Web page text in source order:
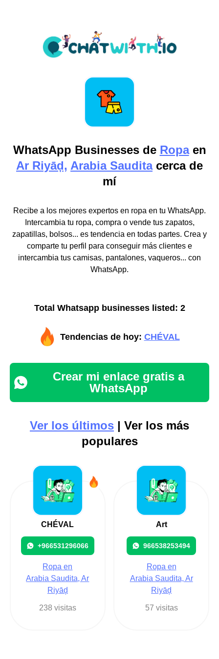
WhatsApp Businesses de Ropaen
Ar Riyāḑ, Arabia Sauditacerca de
mí
Recibe a los mejores expertos en ropa en tu WhatsApp.
Intercambia tu ropa, compra o vende tus zapatos,
zapatillas, bolsos... es tendencia en todas partes. Crea y
comparte tu perfil para conseguir más clientes e
intercambia tus camisas, pantalones, vaqueros... con
WhatsApp.
Total Whatsapp businesses listed: 2
Tendencias de hoy: CHÉVAL
Crear mi enlace gratis a
WhatsApp
Ver los últimos | Ver los más
populares
CHÉVAL
+966531296066
Ropa en
Arabia Saudita, Ar
Riyāḑ
238 visitas
Art
966538253494
Ropa en
Arabia Saudita, Ar
Riyāḑ
57 visitas